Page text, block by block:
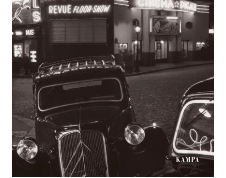
WEITERE VERLAGE
Search: